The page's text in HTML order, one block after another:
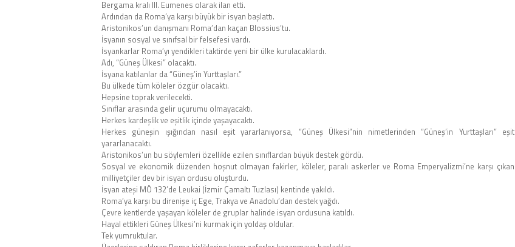
Bergama kralı III. Eumenes olarak ilan etti.
Ardından da Roma’ya karşı büyük bir isyan başlattı.
Aristonikos’un danışmanı Roma’dan kaçan Blossius’tu.
İsyanın sosyal ve sınıfsal bir felsefesi vardı.
İsyankarlar Roma’yı yendikleri taktirde yeni bir ülke kurulacaklardı.
Adı, “Güneş Ülkesi” olacaktı.
İsyana katılanlar da “Güneş’in Yurttaşları.”
Bu ülkede tüm köleler özgür olacaktı.
Hepsine toprak verilecekti.
Sınıflar arasında gelir uçurumu olmayacaktı.
Herkes kardeşlik ve eşitlik içinde yaşayacaktı.
Herkes güneşin ışığından nasıl eşit yararlanıyorsa, “Güneş Ülkesi”nin nimetlerinden “Güneş’in Yurttaşları” eşit
yararlanacaktı.
Aristonikos’un bu söylemleri özellikle ezilen sınıflardan büyük destek gördü.
Sosyal ve ekonomik düzenden hoşnut olmayan fakirler, köleler, paralı askerler ve Roma Emperyalizmi’ne karşı çıkan
milliyetçiler dev bir isyan ordusu oluşturdu.
İsyan ateşi MÖ 132’de Leukai (İzmir Çamaltı Tuzlası) kentinde yakıldı.
Roma’ya karşı bu direnişe iç Ege, Trakya ve Anadolu’dan destek yağdı.
Çevre kentlerde yaşayan köleler de gruplar halinde isyan ordusuna katıldı.
Hayal ettikleri Güneş Ülkesi’ni kurmak için yoldaş oldular.
Tek yumruktular.